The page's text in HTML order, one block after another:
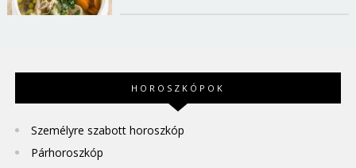
HOROSZKÓPOK
Személyre szabott horoszkóp
Párhoroszkóp